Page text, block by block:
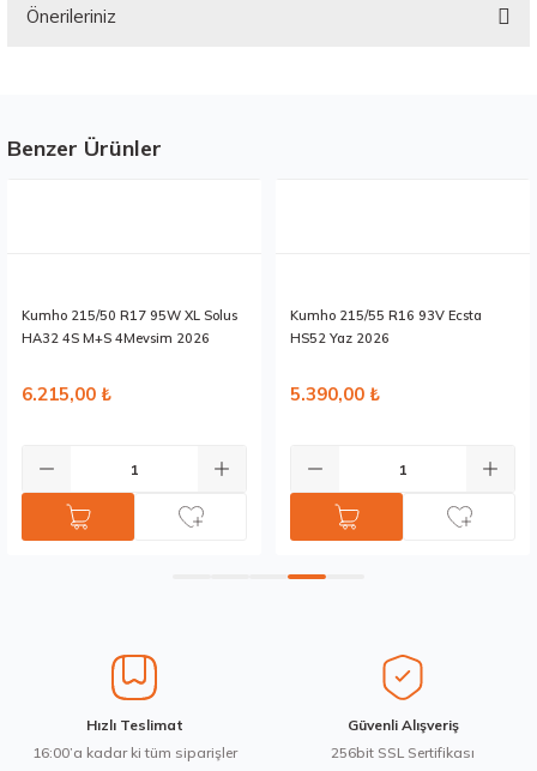
Önerileriniz
Görüş ve önerileriniz için teşekkür ederiz.
Bu ürüne benzer farklı alternatifler olmalı.
Gönder
Benzer Ürünler
Kumho 215/50 R17 95W XL Solus
HA32 4S M+S 4Mevsim 2026
6.215,00 ₺
Kumho 215/55 R16 93V Ecsta
HS52 Yaz 2026
5.390,00 ₺
Hızlı Teslimat
16:00’a kadar ki tüm siparişler
Güvenli Alışveriş
256bit SSL Sertifikası